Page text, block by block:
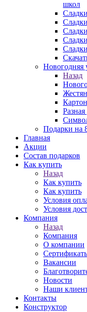
школ
Новогодняя
Назад
Подарки на
Главная
Акции
Состав подарков
Как купить
Назад
Как купить
Как купить
Условия
Условия
Компания
Назад
Компания
О компании
Вакансии
Новости
Наши
Контакты
Конструктор